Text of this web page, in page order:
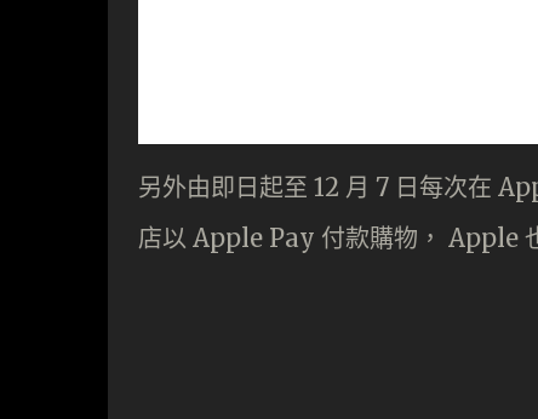
另外由即日起至 12 月 7 日每次在
店以 Apple Pay 付款購物， Apple